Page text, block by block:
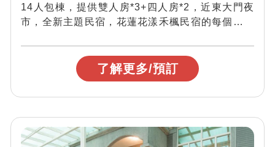
14人包棟，提供雙人房*3+四人房*2，近東大門夜
市，全新主題民宿，花蓮花漾禾楓民宿的每個房間
了解更多/預訂